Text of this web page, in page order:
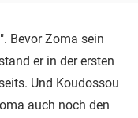
Bevor Zoma sein
er in der ersten
Und Koudossou
auch noch den